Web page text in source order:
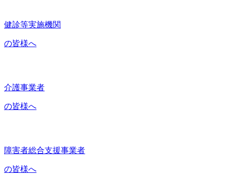
健診等実施機関
の皆様へ
介護事業者
の皆様へ
障害者総合支援事業者
の皆様へ